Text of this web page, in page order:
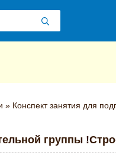
» Конспект занятия для
группы